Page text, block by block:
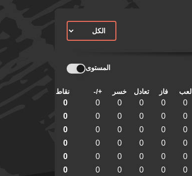
المستوى
لعب فاز تعادل خسر +/- نقاط
0
0
0
0
0
0
0
0
0
0
0
0
0
0
0
0
0
0
0
0
0
0
0
0
0
0
0
0
0
0
0
0
0
0
0
0